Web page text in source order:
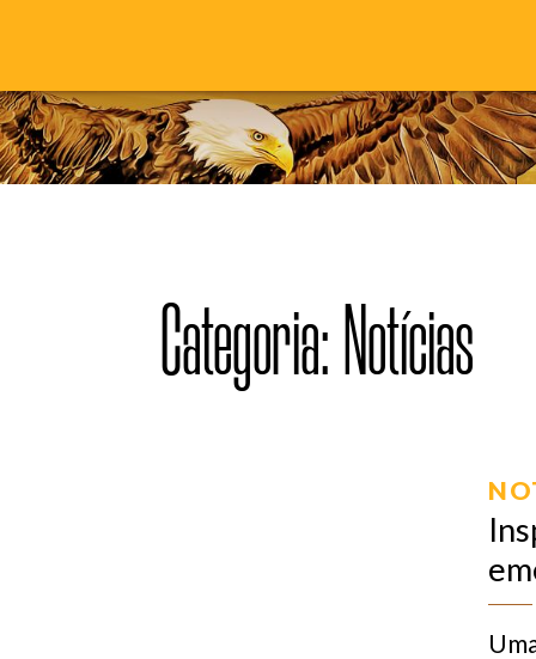
Categoria: Notícias